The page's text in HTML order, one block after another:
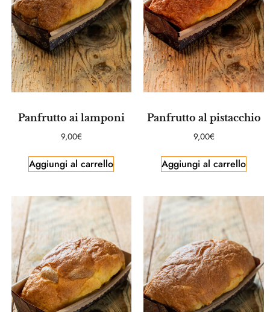
Panfrutto ai lamponi
9,00€
Aggiungi al carrello
Panfrutto al pistacchio
9,00€
Aggiungi al carrello